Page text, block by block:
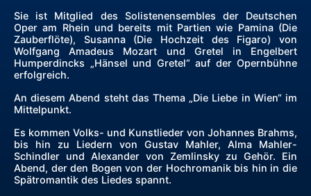
Sie ist Mitglied des Solistenensembles der Deutschen
Oper am Rhein und bereits mit Partien wie Pamina (Die
Zauberflöte), Susanna (Die Hochzeit des Figaro) von
Wolfgang Amadeus Mozart und Gretel in Engelbert
Humperdincks „Hänsel und Gretel“ auf der Opernbühne
erfolgreich.
An diesem Abend steht das Thema „Die Liebe in Wien“ im
Mittelpunkt.
Es kommen Volks- und Kunstlieder von Johannes Brahms,
bis hin zu Liedern von Gustav Mahler, Alma Mahler-
Schindler und Alexander von Zemlinsky zu Gehör. Ein
Abend, der den Bogen von der Hochromanik bis hin in die
Spätromantik des Liedes spannt.